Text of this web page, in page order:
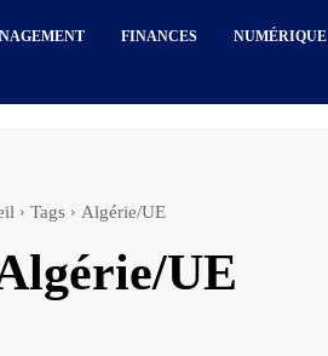
FINANCES NUMÉRIQUE
Tags Algérie/UE
UE